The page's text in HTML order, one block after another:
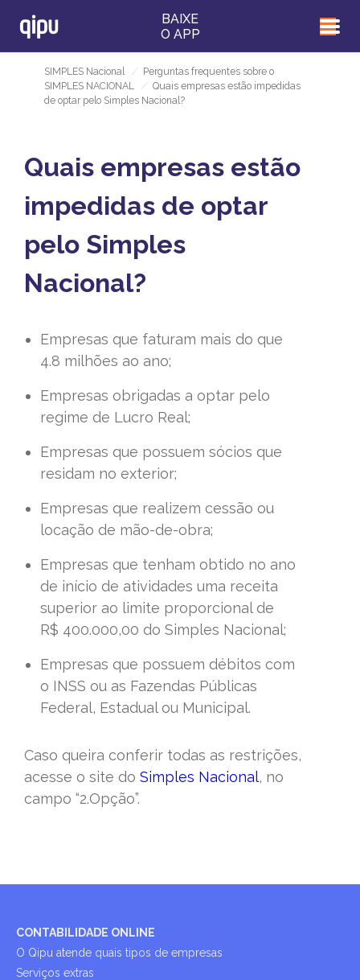
BAIXE
O APP
SIMPLES Nacional /
Perguntas frequentes sobre o
SIMPLES NACIONAL
/ Quais empresas estão impedidas
de optar pelo Simples Nacional?
Quais empresas estão
impedidas de optar
pelo Simples
Nacional?
Empresas que faturam mais do que
4.8 milhões ao ano;
Empresas obrigadas a optar pelo
regime de Lucro Real;
Empresas que possuem sócios que
residam no exterior;
Empresas que realizem cessão ou
locação de mão-de-obra;
Empresas que tenham obtido no ano
de início de atividades uma receita
superior ao limite proporcional de
R$ 400.000,00 do Simples Nacional;
Empresas que possuem débitos com
o INSS ou as Fazendas Públicas
Federal, Estadual ou Municipal.
Caso queira conferir todas as restrições,
acesse o site do Simples Nacional, no
campo “2.Opção”.
CONTABILIDADE ONLINE
O Qipu atende quais tipos de empresas
Serviços extras